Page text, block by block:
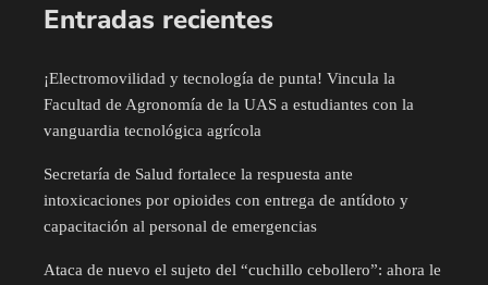
Entradas recientes
¡Electromovilidad y tecnología de punta! Vincula la
Facultad de Agronomía de la UAS a estudiantes con la
vanguardia tecnológica agrícola
Secretaría de Salud fortalece la respuesta ante
intoxicaciones por opioides con entrega de antídoto y
capacitación al personal de emergencias
Ataca de nuevo el sujeto del “cuchillo cebollero”: ahora le